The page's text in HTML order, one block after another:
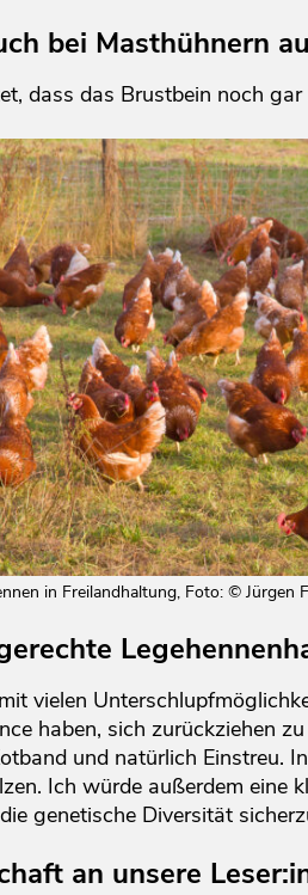
bei Masthühnern
dass das Brustbein noch
in Freilandhaltung, Foto: © Jürgen
vielen
haben, sich zurückziehen
und natürlich Einstreu.
Ich würde außerdem eine
genetische Diversität
an unsere